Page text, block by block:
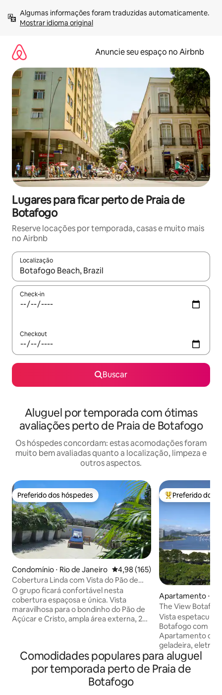
para
Mostrar idioma original
Anuncie seu espaço no Airbnb
Lugares para ficar perto de Praia de
Botafogo
Reserve locações por temporada, casas e muito mais
no Airbnb
Localização
Quando os resultados estiverem disponíveis, explore-os
Check-in
Checkout
Buscar
Aluguel por temporada com ótimas
avaliações perto de Praia de Botafogo
Os hóspedes concordam: estas acomodações foram
muito bem avaliadas quanto a localização, limpeza e
outros aspectos.
Preferido dos hóspedes
Preferido dos hóspedes
Condomínio ⋅ Rio de Janeiro 4,98 de uma avaliação média de
4,98 (165)
Cobertura Linda com Vista do Pão de
Açúcar / Urca
O grupo ficará confortável nesta
cobertura espaçosa e única. Vista
maravilhosa para o bondinho do Pão de
Açúcar e Cristo, ampla área externa, 2
da Praia Vermelha, Praia da Urca e Praia
de Copacabana. Você ficará hospedado
no melhor cartão postal do Rio de
Janeiro, perto de tudo na Zona Sul.
Entre os
Preferido dos
Apartamento ⋅
The View
Vista espetacular
Botafogo com
Apartamento
geladeira,
de cozinha e
banheiro; quarto
ventilador de
Comodidades populares para aluguel
por temporada perto de Praia de
Botafogo